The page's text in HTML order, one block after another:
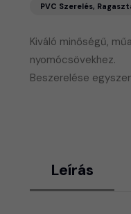
Kiváló minőségű,
nyomócsövekhez.
Beszerelése
PVC Szerelés,
Leírás